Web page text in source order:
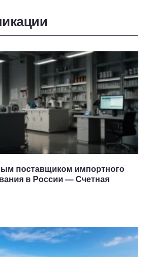
поставщиком импортного
в России — Счетная